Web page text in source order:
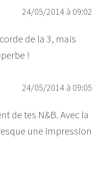
24/05/2014 à 09:02
de la 3, mais
!
24/05/2014 à 09:05
de tes N&B. Avec la
une impression